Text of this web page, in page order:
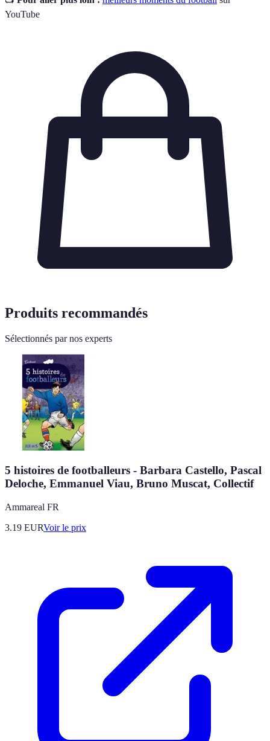
YouTube
Produits recommandés
Sélectionnés par nos experts
5 histoires de footballeurs - Barbara Castello, Pascal
Deloche, Emmanuel Viau, Bruno Muscat, Collectif
Ammareal FR
3.19 EURVoir le prix